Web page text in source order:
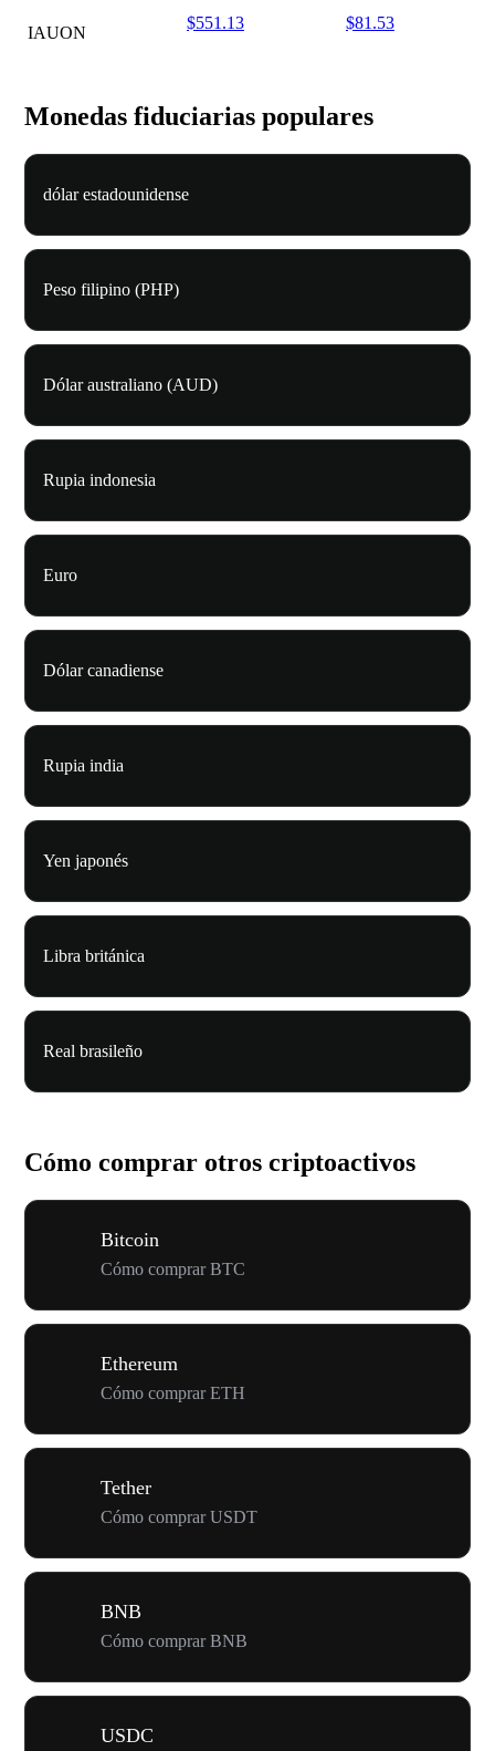
IAUON
$551.13 $81.53
Monedas fiduciarias populares
dólar estadounidense
Peso filipino (PHP)
Dólar australiano (AUD)
Rupia indonesia
Euro
Dólar canadiense
Rupia india
Yen japonés
Libra británica
Real brasileño
Cómo comprar otros criptoactivos
Bitcoin
Cómo comprar BTC
Ethereum
Cómo comprar ETH
Tether
Cómo comprar USDT
BNB
Cómo comprar BNB
USDC